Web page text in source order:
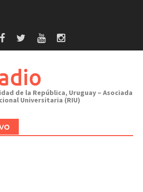
de la República, Uruguay – Asociada
Universitaria (RIU)